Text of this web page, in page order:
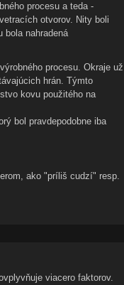
procesu a teda -
otvorov. Nity boli
bola nahradená
procesu. Okraje už
hrán. Týmto
kovu použitého na
bol pravdepodobne iba
ako "príliš cudzí" resp.
viacero faktorov.